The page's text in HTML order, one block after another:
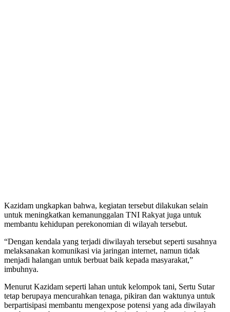
Kazidam ungkapkan bahwa, kegiatan tersebut dilakukan selain
untuk meningkatkan kemanunggalan TNI Rakyat juga untuk
membantu kehidupan perekonomian di wilayah tersebut.
“Dengan kendala yang terjadi diwilayah tersebut seperti susahnya
melaksanakan komunikasi via jaringan internet, namun tidak
menjadi halangan untuk berbuat baik kepada masyarakat,”
imbuhnya.
Menurut Kazidam seperti lahan untuk kelompok tani, Sertu Sutar
tetap berupaya mencurahkan tenaga, pikiran dan waktunya untuk
berpartisipasi membantu mengexpose potensi yang ada diwilayah